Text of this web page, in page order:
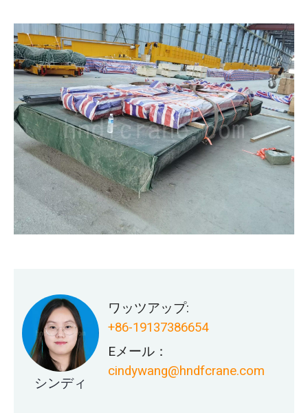
シンディ
ワッツアップ:
+86-19137386654
Eメール：
cindywang@hndfcrane.com